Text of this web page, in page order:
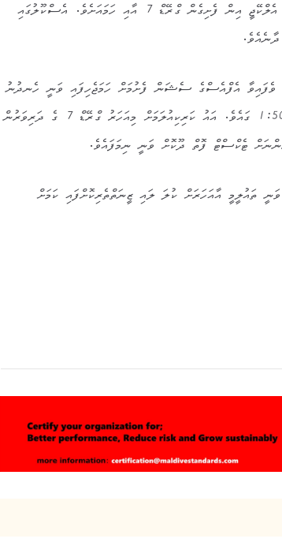
ވަނީ ނިކުމެފައެވެ. އެސްކޫލުގައި ކިޔަވައިދެނީ އެލްކޭޖީ އިން ފެށިގެން ގްރޭޑް 7 އާއި ހަމައަށެވެ. އެސްކޫލުގައި
އެފްއެސްގެ ސެޝަން ފެށުމަށް ހަމަޖެހިފައި ވަނީ ހެނދުނު
6:50 ގައެވެ. އަދި ނިމޭނީ މެންދުރު ފަހު 1:50 ގައެވެ. އައު ކަރިކިއުލަމަށް މިއަހަރު ގްރޭޑް 7 ގެ ދަރިވަރުން
ޓެކްސްޓް ފޮތް ދޫކޮށް ވަނީ ނިމަފައެވެ.
ތައުލީމީ އާއަހަރަށް ކުލަ ލައި ޒީނަތްތެރިކޮށްފައި ކަމަށް